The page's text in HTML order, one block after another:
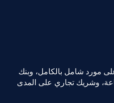
مورد شامل بالكامل، وبنك
وشريك تجاري على المدى